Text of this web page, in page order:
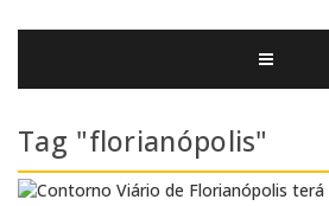
Tag "florianópolis"